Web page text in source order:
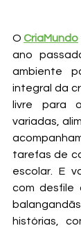
O CriaMundo
ano
ambiente
integral da
livre para
variadas,
tarefas de
escolar. E
com desfile
histórias,